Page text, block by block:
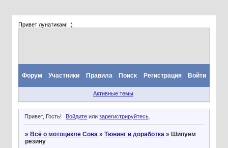
Привет лунатикам! :)
Форум Участники Правила Поиск Регистрация Войти
Активные темы
Привет, Гость! Войдите илизарегистрируйтесь.
» Всё о мотоцикле Сова » Тюнинг и доработка » Шипуем
резину